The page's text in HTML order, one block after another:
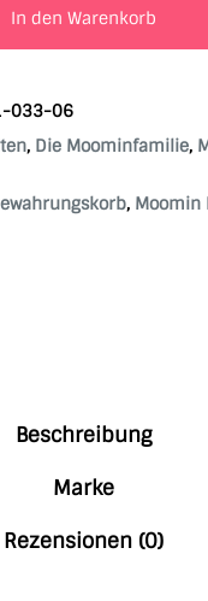
In den Warenkorb
033-06
, Die Moominfamilie,
, Moomin
Beschreibung
Marke
Rezensionen (0)